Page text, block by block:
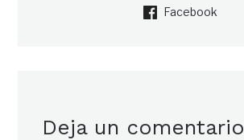
Facebook
Deja un comentario